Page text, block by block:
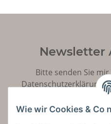
Newsletter
Bitte senden Sie
Datenschutzerklärung
widerruflich Informationen
per E-
Wie wir Cookies & Co